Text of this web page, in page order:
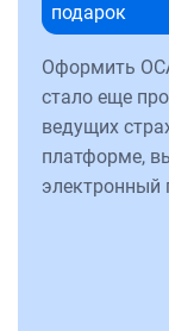
подарок
Оформить
стало еще
ведущих
платформе,
электронный